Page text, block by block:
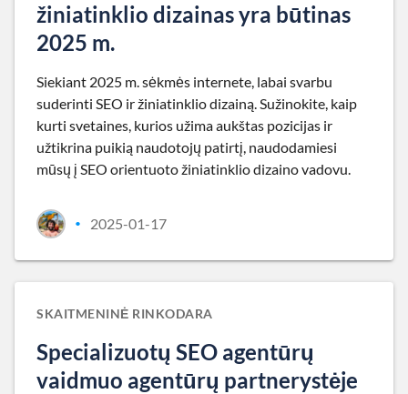
žiniatinklio dizainas yra būtinas
2025 m.
Siekiant 2025 m. sėkmės internete, labai svarbu
suderinti SEO ir žiniatinklio dizainą. Sužinokite, kaip
kurti svetaines, kurios užima aukštas pozicijas ir
užtikrina puikią naudotojų patirtį, naudodamiesi
mūsų į SEO orientuoto žiniatinklio dizaino vadovu.
• 2025-01-17
SKAITMENINĖ RINKODARA
Specializuotų SEO agentūrų
vaidmuo agentūrų partnerystėje